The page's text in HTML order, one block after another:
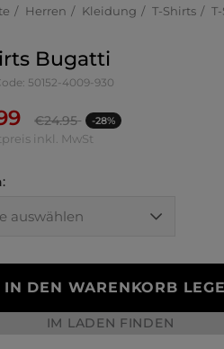
Herren Kleidung T-Shirts
Bugatti
50152-4009-930
€24.95 -28%
inkl. MwSt
IN DEN WARENKORB
IM LADEN FINDEN